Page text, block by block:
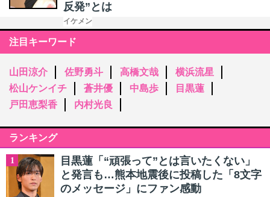
反発”とは
イケメン
注目キーワード
山田涼介 佐野勇斗 高橋文哉
横浜流星
松山ケンイチ
蒼井優 中島歩
目黒蓮
戸田恵梨香
内村光良
ランキング
1
目黒蓮「“頑張って”とは言いたくない」
と発言も…熊本地震後に投稿した「8文字
のメッセージ」にファン感動